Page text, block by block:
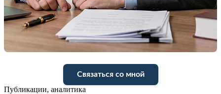
Связаться со мной
Публикации, аналитика